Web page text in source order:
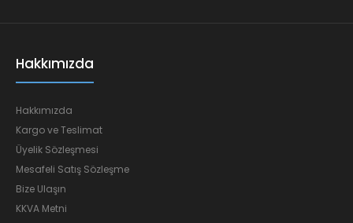
Hakkımızda
Hakkımızda
Kargo ve Teslimat
Üyelik Sözleşmesi
Mesafeli Satış Sözleşme
Bize Ulaşın
KKVA Metni